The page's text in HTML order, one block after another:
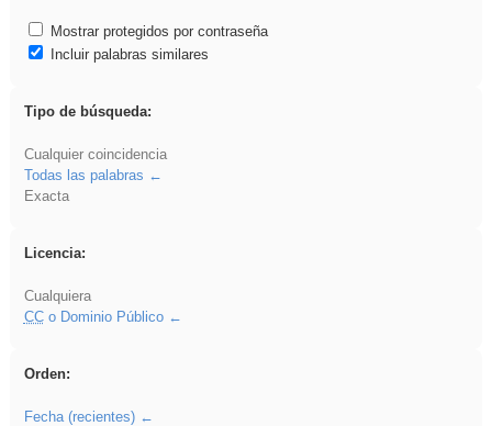
Mostrar protegidos por contraseña
Incluir palabras similares
Tipo de búsqueda:
Cualquier coincidencia
Todas las palabras
Exacta
Licencia:
Cualquiera
CCo Dominio Público
Orden:
Fecha (recientes)